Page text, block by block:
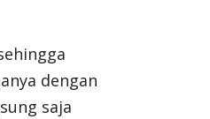
dengan
saja